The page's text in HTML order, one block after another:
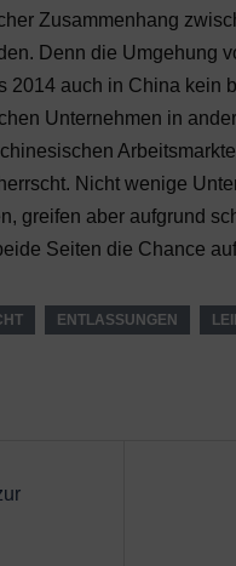
Zusammenhang
Denn die Umgehung
2014 auch in China kein
Unternehmen in
Nicht wenige
greifen aber aufgrund
Seiten die Chance
ENTLASSUNGEN